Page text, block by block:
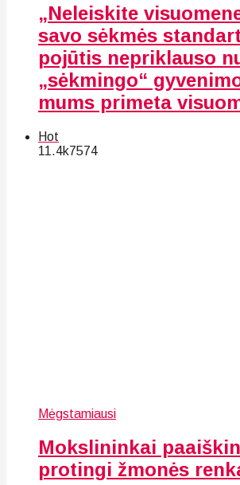
„Neleiskite
savo sėkmės
pojūtis nepriklauso
„sėkmingo“
mums primeta
Hot
11.4k7574
Mėgstamiausi
Mokslininkai
protingi žmonės